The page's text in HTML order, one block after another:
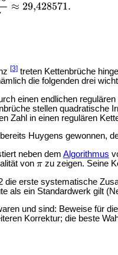
[3]treten Kettenbrüche
die folgenden drei
einen endlichen
stellen quadratische
Zahl in einen regulären
Huygens gewonnen,
neben dem Algorithmus
von
zu zeigen. Seine
die erste systematische
als ein Standardwerk gilt
und sind: Beweise für
Korrektur; die beste